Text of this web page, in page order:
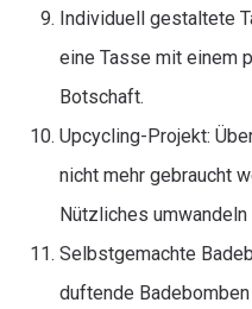
Individuell gestaltete
eine Tasse mit einem
Botschaft.
Upcycling-Projekt:
nicht mehr gebraucht
Nützliches umwandeln
Selbstgemachte
duftende